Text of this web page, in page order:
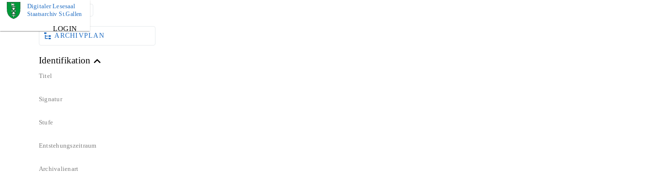
Digitaler Lesesaal
Staatsarchiv St.Gallen
LOGIN
DOKUMENT
ARCHIVPLAN
Identifikation
Titel
Signatur
Stufe
Entstehungszeitraum
Archivalienart